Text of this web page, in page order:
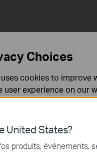
le
United States?
produits, événements,
Choices
cookies to improve
user experience on our
information in our
nécessaires au